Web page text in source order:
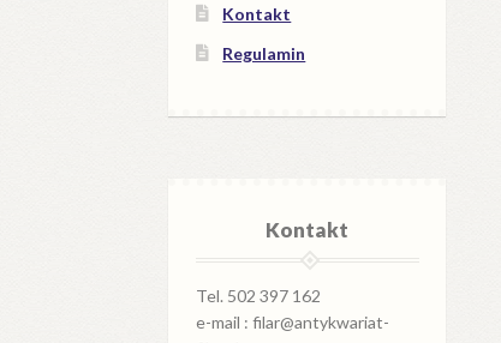
Kontakt
Regulamin
Kontakt
Tel. 502 397 162
e-mail : filar@antykwariat-